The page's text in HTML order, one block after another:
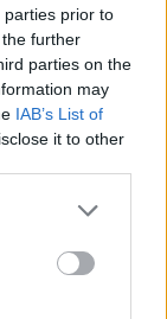
parties prior to
further
parties on the
may
IAB’s List of
it to other
more Google
may click to
party tags to
below Google
az
is